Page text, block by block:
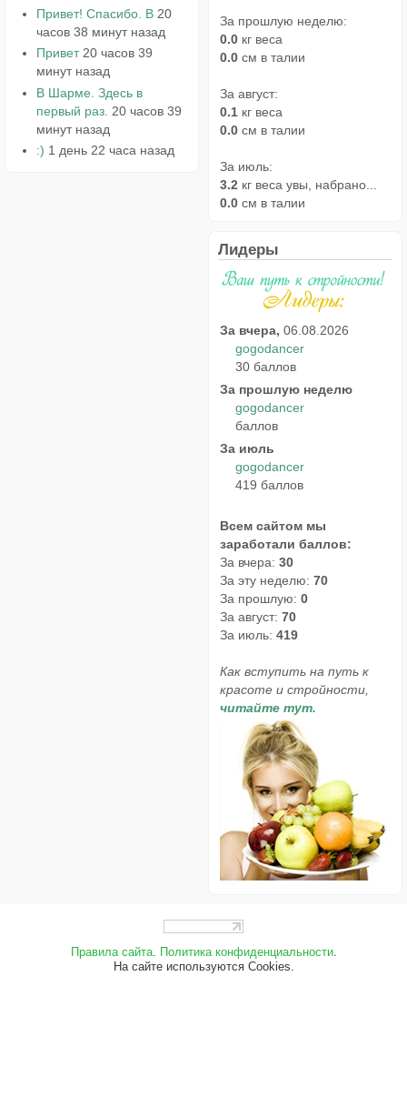
Привет! Спасибо. В 20
часов 38 минут назад
Привет 20 часов 39
минут назад
В Шарме. Здесь в
первый раз. 20 часов 39
минут назад
:) 1 день 22 часа назад
За прошлую неделю:
0.0 кг веса
0.0 см в талии
За август:
0.1 кг веса
0.0 см в талии
За июль:
3.2 кг веса увы, набрано...
0.0 см в талии
Лидеры
За вчера, 06.08.2026
gogodancer
30 баллов
За прошлую неделю
gogodancer
баллов
За июль
gogodancer
419 баллов
Всем сайтом мы
заработали баллов:
За вчера: 30
За эту неделю: 70
За прошлую: 0
За август: 70
За июль: 419
Как вступить на путь к
красоте и стройности,
читайте тут.
Правила сайта. Политика конфиденциальности.
На сайте используются Cookies.